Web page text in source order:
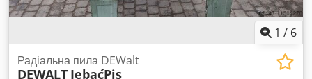
1 / 6
Радіальна пила DEWalt
DEWALT JebaćPis